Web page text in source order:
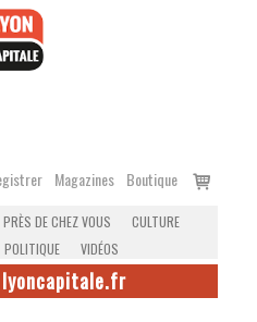
Magazines Boutique
Voir
PRÈS DE CHEZ VOUS
CULTURE
POLITIQUE VIDÉOS
lyoncapitale.fr